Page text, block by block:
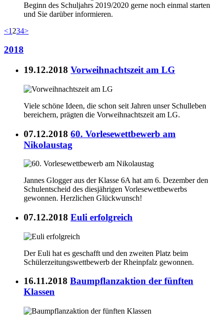
Beginn des Schuljahrs 2019/2020 gerne noch einmal starten
und Sie darüber informieren.
<1 234>
2018
19.12.2018 Vorweihnachtszeit am LG
Viele schöne Ideen, die schon seit Jahren unser Schulleben
bereichern, prägten die Vorweihnachtszeit am LG.
07.12.2018 60. Vorlesewettbewerb am
Nikolaustag
Jannes Glogger aus der Klasse 6A hat am 6. Dezember den
Schulentscheid des diesjährigen Vorlesewettbewerbs
gewonnen. Herzlichen Glückwunsch!
07.12.2018 Euli erfolgreich
Der Euli hat es geschafft und den zweiten Platz beim
Schülerzeitungswettbewerb der Rheinpfalz gewonnen.
16.11.2018 Baumpflanzaktion der fünften
Klassen